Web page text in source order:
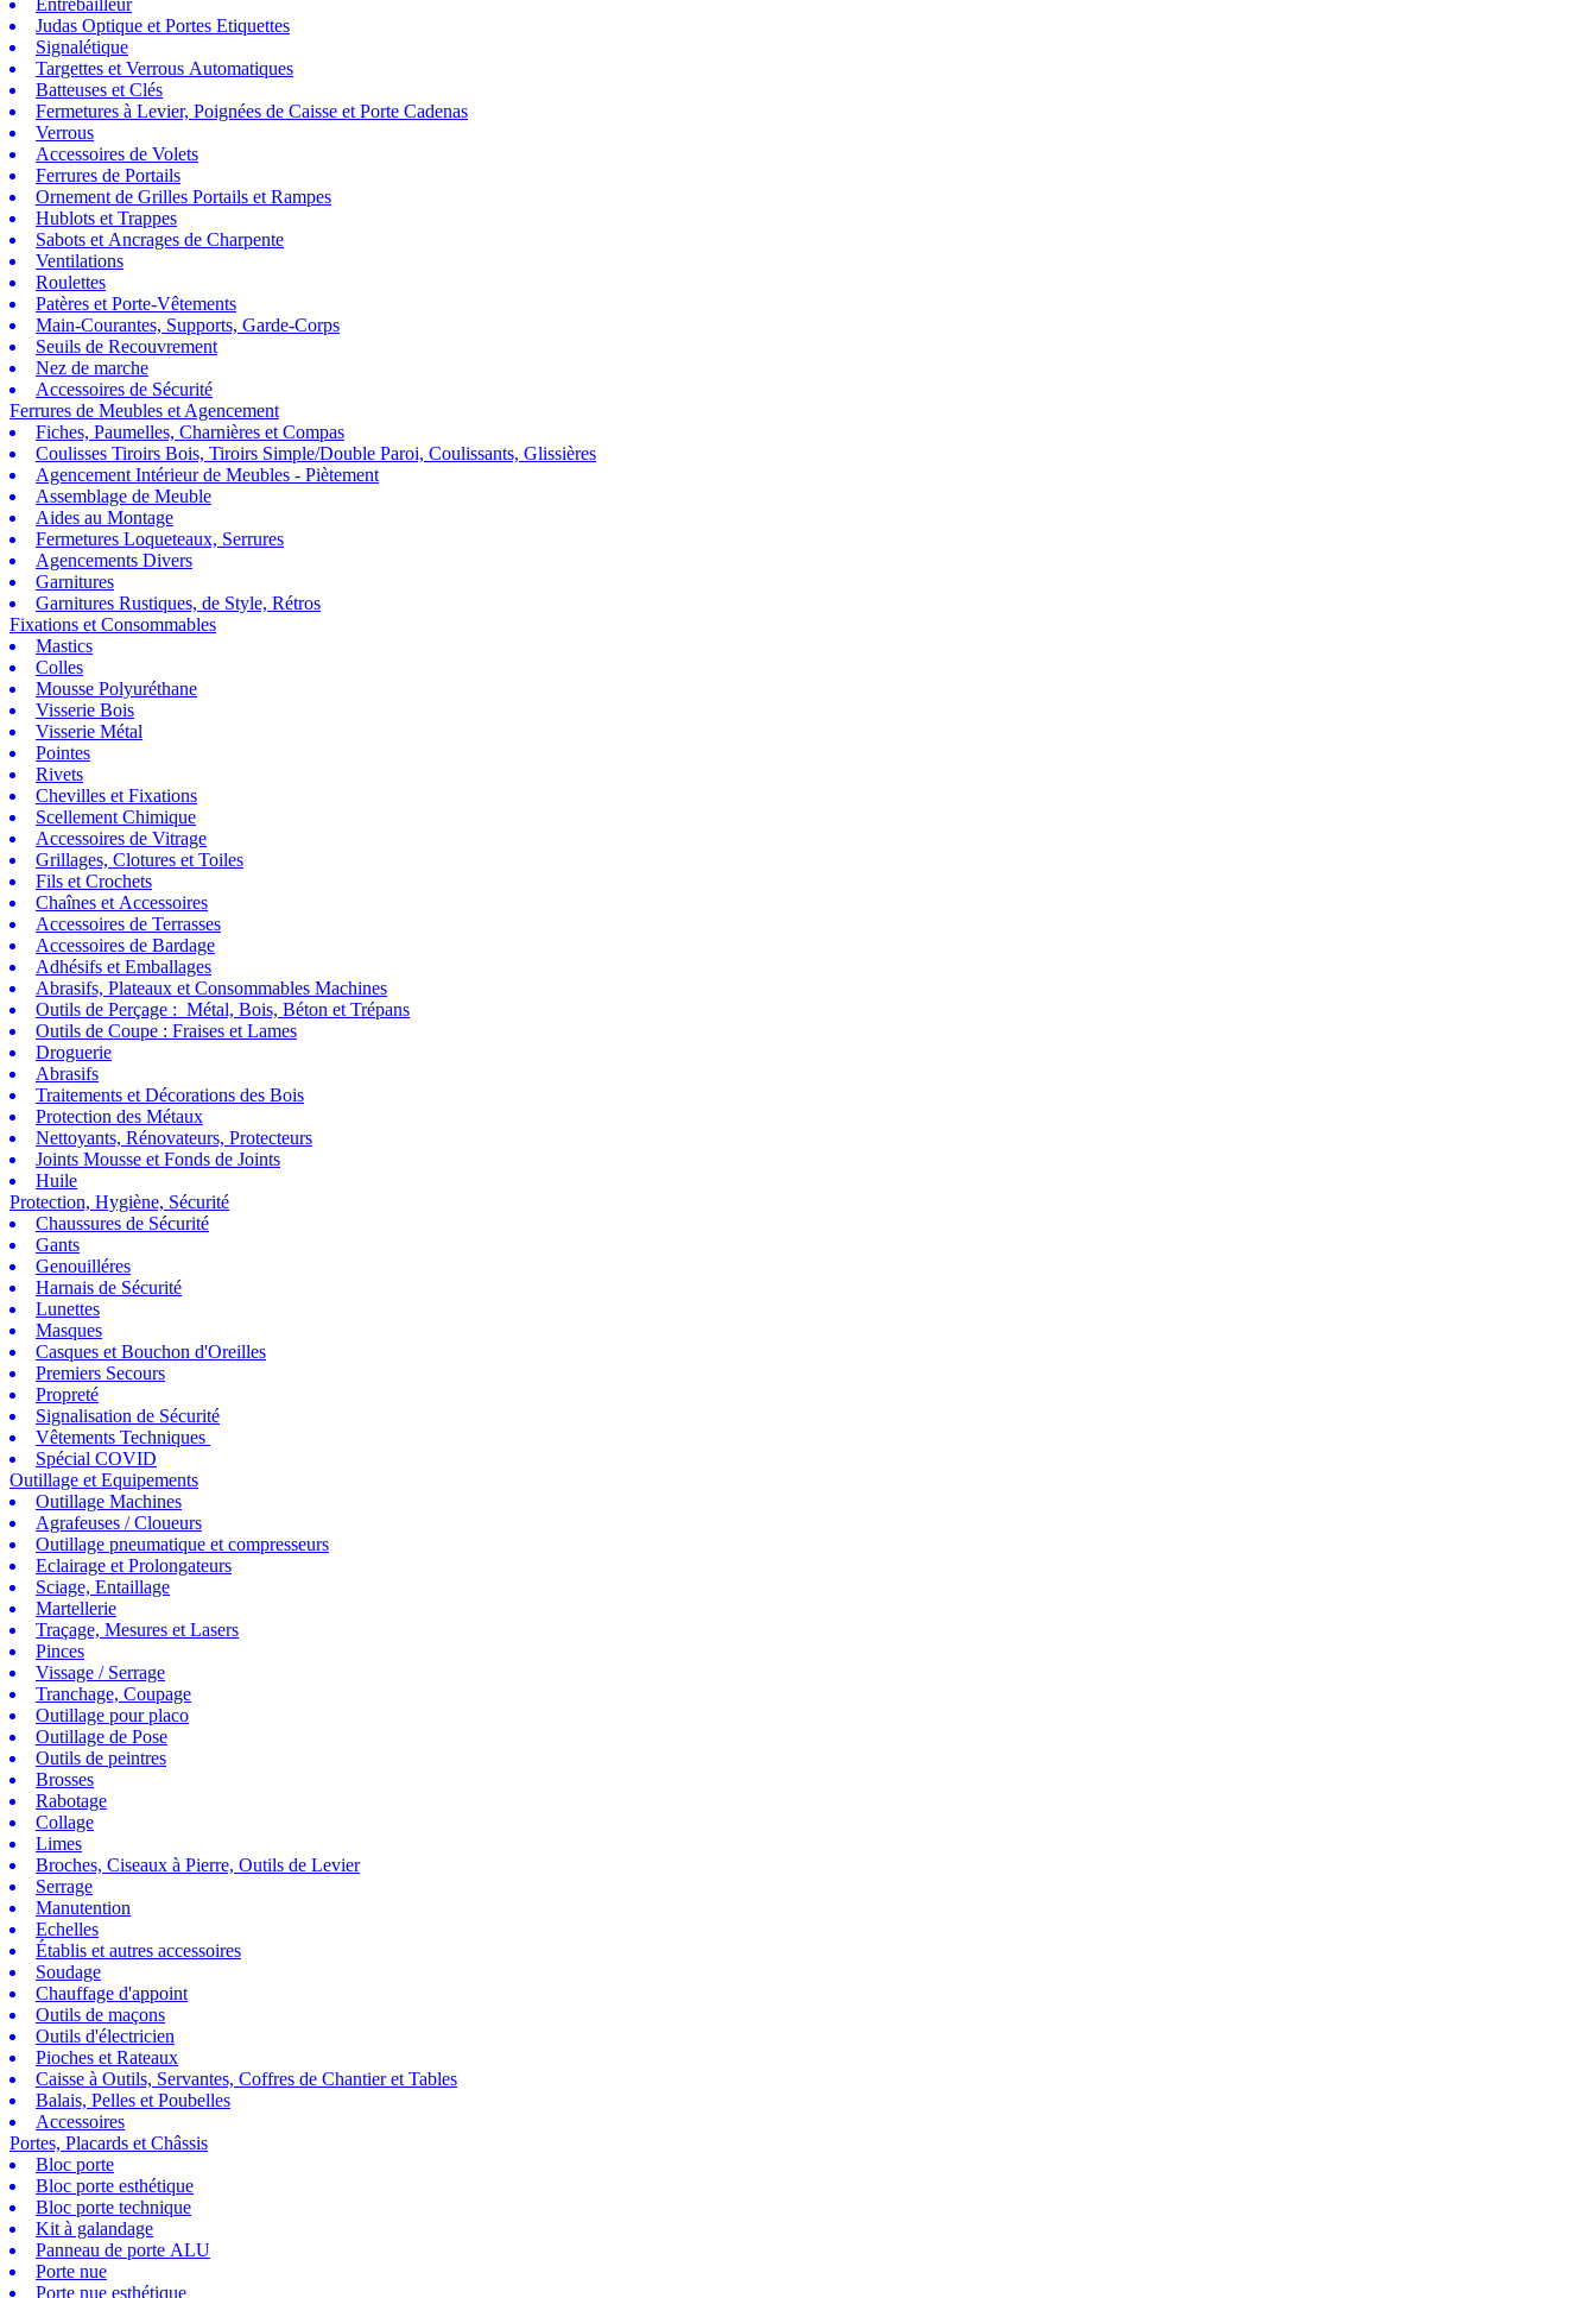
Entrebailleur
Judas Optique et Portes Etiquettes
Signalétique
Targettes et Verrous Automatiques
Batteuses et Clés
Fermetures à Levier, Poignées de Caisse et Porte Cadenas
Verrous
Accessoires de Volets
Ferrures de Portails
Ornement de Grilles Portails et Rampes
Hublots et Trappes
Sabots et Ancrages de Charpente
Ventilations
Roulettes
Patères et Porte-Vêtements
Main-Courantes, Supports, Garde-Corps
Seuils de Recouvrement
Nez de marche
Accessoires de Sécurité
Ferrures de Meubles et Agencement
Fiches, Paumelles, Charnières et Compas
Coulisses Tiroirs Bois, Tiroirs Simple/Double Paroi, Coulissants, Glissières
Agencement Intérieur de Meubles - Piètement
Assemblage de Meuble
Aides au Montage
Fermetures Loqueteaux, Serrures
Agencements Divers
Garnitures
Garnitures Rustiques, de Style, Rétros
Fixations et Consommables
Mastics
Colles
Mousse Polyuréthane
Visserie Bois
Visserie Métal
Pointes
Rivets
Chevilles et Fixations
Scellement Chimique
Accessoires de Vitrage
Grillages, Clotures et Toiles
Fils et Crochets
Chaînes et Accessoires
Accessoires de Terrasses
Accessoires de Bardage
Adhésifs et Emballages
Abrasifs, Plateaux et Consommables Machines
Outils de Perçage : Métal, Bois, Béton et Trépans
Outils de Coupe : Fraises et Lames
Droguerie
Abrasifs
Traitements et Décorations des Bois
Protection des Métaux
Nettoyants, Rénovateurs, Protecteurs
Joints Mousse et Fonds de Joints
Huile
Protection, Hygiène, Sécurité
Chaussures de Sécurité
Gants
Genouilléres
Harnais de Sécurité
Lunettes
Masques
Casques et Bouchon d'Oreilles
Premiers Secours
Propreté
Signalisation de Sécurité
Vêtements Techniques
Spécial COVID
Outillage et Equipements
Outillage Machines
Agrafeuses / Cloueurs
Outillage pneumatique et compresseurs
Eclairage et Prolongateurs
Sciage, Entaillage
Martellerie
Traçage, Mesures et Lasers
Pinces
Vissage / Serrage
Tranchage, Coupage
Outillage pour placo
Outillage de Pose
Outils de peintres
Brosses
Rabotage
Collage
Limes
Broches, Ciseaux à Pierre, Outils de Levier
Serrage
Manutention
Echelles
Établis et autres accessoires
Soudage
Chauffage d'appoint
Outils de maçons
Outils d'électricien
Pioches et Rateaux
Caisse à Outils, Servantes, Coffres de Chantier et Tables
Balais, Pelles et Poubelles
Accessoires
Portes, Placards et Châssis
Bloc porte
Bloc porte esthétique
Bloc porte technique
Kit à galandage
Panneau de porte ALU
Porte nue
Porte nue esthétique